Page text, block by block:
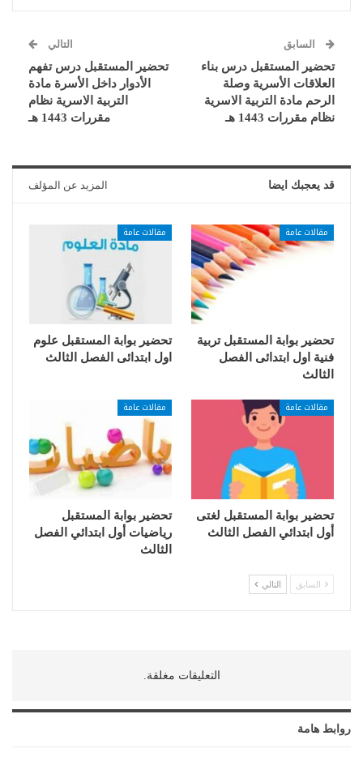
السابق
تحضير المستقبل درس بناء
العلاقات الأسرية وصلة
الرحم مادة التربية الاسرية
نظام مقررات 1443 هـ
التالي
تحضير المستقبل درس تفهم
الأدوار داخل الأسرة مادة
التربية الاسرية نظام
مقررات 1443 هـ
قد يعجبك ايضا المزيد عن المؤلف
مقالات عامة
تحضير بوابة المستقبل تربية
فنية اول ابتدائى الفصل
الثالث
مقالات عامة
تحضير بوابة المستقبل علوم
اول ابتدائى الفصل الثالث
مقالات عامة
تحضير بوابة المستقبل لغتى
أول ابتدائي الفصل الثالث
مقالات عامة
تحضير بوابة المستقبل
رياضيات أول ابتدائي الفصل
الثالث
السابق التالي
التعليقات مغلقة.
روابط هامة